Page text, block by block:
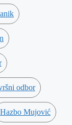
odbor
Hazbo Mujović